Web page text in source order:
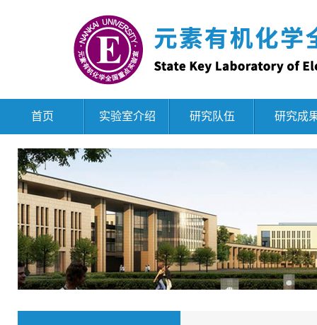
首页 实验室介绍 研究队伍 研究成